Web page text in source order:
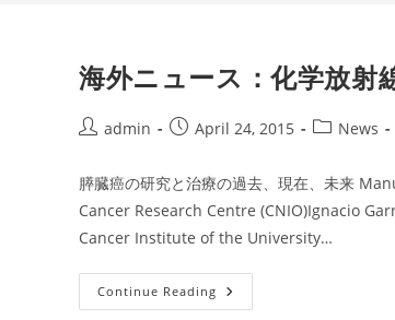
海外ニュース：化学放射
Postadmin
PostApril 24, 2015
PostNews
膵臓癌の研究と治療の過去、現在、未来
Cancer Research Centre (CNIO)Ignacio
Cancer Institute of the University…
Continue Reading 海
外